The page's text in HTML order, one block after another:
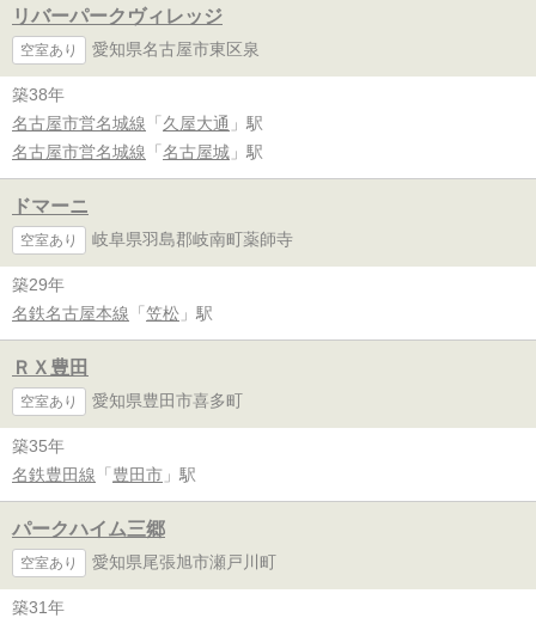
リバーパークヴィレッジ
空室あり 愛知県名古屋市東区泉
築38年
名古屋市営名城線 「 久屋大通 」駅
名古屋市営名城線 「 名古屋城 」駅
ドマーニ
空室あり 岐阜県羽島郡岐南町薬師寺
築29年
名鉄名古屋本線 「 笠松 」駅
ＲＸ豊田
空室あり 愛知県豊田市喜多町
築35年
名鉄豊田線 「 豊田市 」駅
パークハイム三郷
空室あり 愛知県尾張旭市瀬戸川町
築31年